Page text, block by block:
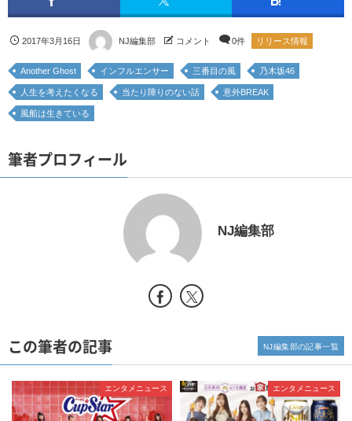
2017年3月16日 NJ編集部 コメント 0件 リリース情報
Another Ghost インフルエンサー 三番目の風 乃木坂46
人生を考えたくなる 当たり障りのない話 意外BREAK
風船は生きている
筆者プロフィール
NJ編集部
この筆者の記事
エンタメニュース エンタメニュース
NJ編集部の記事一覧